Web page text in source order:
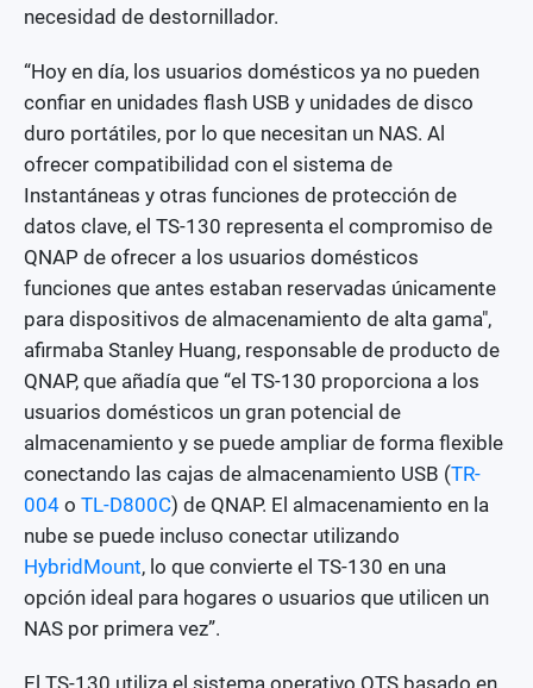
necesidad de destornillador.
“Hoy en día, los usuarios domésticos ya no pueden
confiar en unidades flash USB y unidades de disco
duro portátiles, por lo que necesitan un NAS. Al
ofrecer compatibilidad con el sistema de
Instantáneas y otras funciones de protección de
datos clave, el TS-130 representa el compromiso de
QNAP de ofrecer a los usuarios domésticos
funciones que antes estaban reservadas únicamente
para dispositivos de almacenamiento de alta gama",
afirmaba Stanley Huang, responsable de producto de
QNAP, que añadía que “el TS-130 proporciona a los
usuarios domésticos un gran potencial de
almacenamiento y se puede ampliar de forma flexible
conectando las cajas de almacenamiento USB (TR-
004 o TL-D800C) de QNAP. El almacenamiento en la
nube se puede incluso conectar utilizando
HybridMount, lo que convierte el TS-130 en una
opción ideal para hogares o usuarios que utilicen un
NAS por primera vez”.